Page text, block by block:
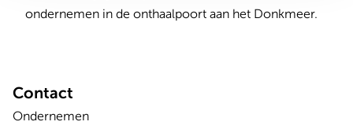
ondernemen in de onthaalpoort aan het Donkmeer.
Contact
Ondernemen